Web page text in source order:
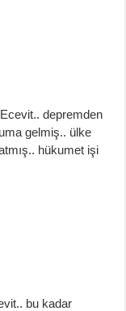
depremden
gelmiş.. ülke
hükumet işi
bu kadar